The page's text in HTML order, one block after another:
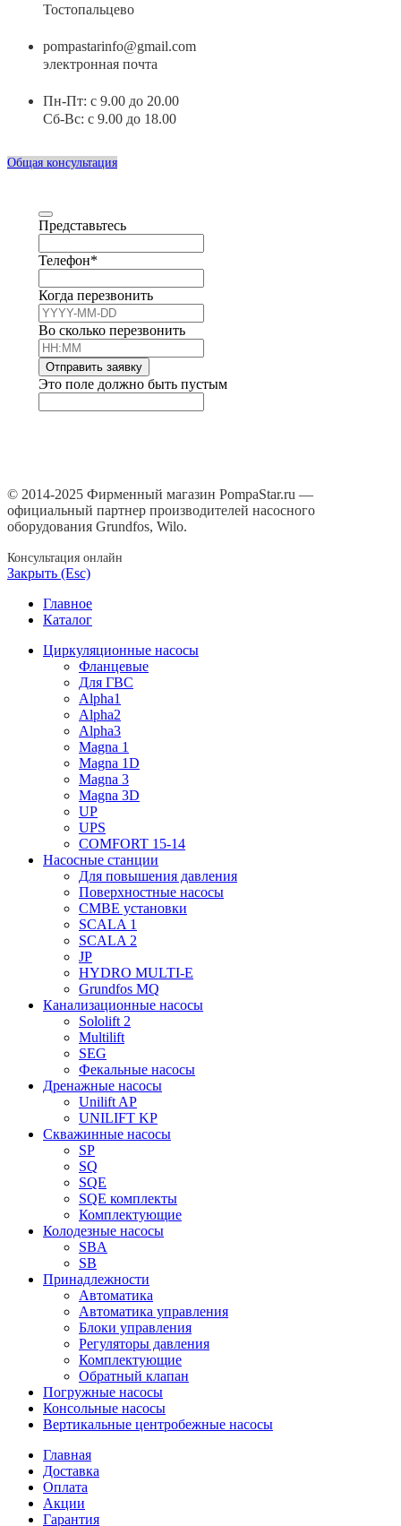
Тостопальцево
pompastarinfo@gmail.com
электронная почта
Пн-Пт: с 9.00 до 20.00
Сб-Вс: с 9.00 до 18.00
Общая консультация
Представьтесь
Телефон*
Когда перезвонить
Во сколько перезвонить
Отправить заявку
Это поле должно быть пустым
© 2014-2025 Фирменный магазин PompaStar.ru —
официальный партнер производителей насосного
оборудования Grundfos, Wilo.
Консультация онлайн
Закрыть (Esc)
Главное
Каталог
Циркуляционные насосы
Фланцевые
Для ГВС
Alpha1
Alpha2
Alpha3
Magna 1
Magna 1D
Magna 3
Magna 3D
UP
UPS
COMFORT 15-14
Насосные станции
Для повышения давления
Поверхностные насосы
CMBE установки
SCALA 1
SCALA 2
JP
HYDRO MULTI-E
Grundfos MQ
Канализационные насосы
Sololift 2
Multilift
SEG
Фекальные насосы
Дренажные насосы
Unilift AP
UNILIFT KP
Скважинные насосы
SP
SQ
SQE
SQE комплекты
Комплектующие
Колодезные насосы
SBA
SB
Принадлежности
Автоматика
Автоматика управления
Блоки управления
Регуляторы давления
Комплектующие
Обратный клапан
Погружные насосы
Консольные насосы
Вертикальные центробежные насосы
Главная
Доставка
Оплата
Акции
Гарантия